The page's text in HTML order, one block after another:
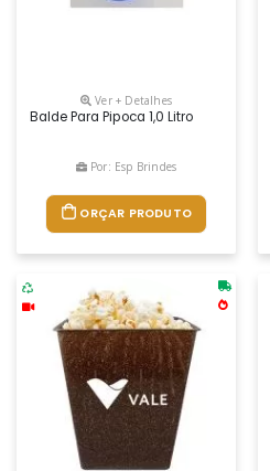
Ver + Detalhes
Balde Para Pipoca 1,0 Litro
Por: Esp Brindes
ORÇAR PRODUTO